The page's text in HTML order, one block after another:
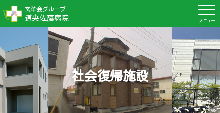
玄洋会グループ
道央佐藤病院
社会復帰施設